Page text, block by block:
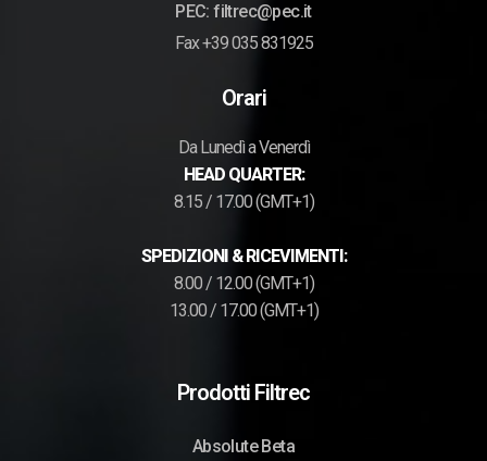
PEC: filtrec@pec.it
Fax +39 035 831925
Orari
Da Lunedì a Venerdì
HEAD QUARTER:
8.15 / 17.00 (GMT+1)
SPEDIZIONI & RICEVIMENTI:
8.00 / 12.00 (GMT+1)
13.00 / 17.00 (GMT+1)
Prodotti Filtrec
Absolute Beta